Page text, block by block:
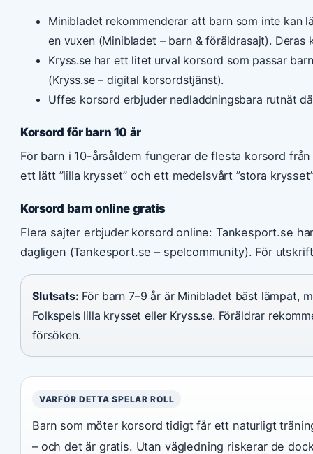
Minibladet rekommenderar att barn som inte kan
en vuxen (Minibladet – barn & föräldrasajt).
Kryss.se har ett litet urval korsord som passar
(Kryss.se – digital korsordstjänst).
Uffes korsord erbjuder nedladdningsbara rutnät
Korsord för barn 10 år
För barn i 10-årsåldern fungerar de flesta korsord
ett lätt ”lilla krysset” och ett medelsvårt ”stora
Korsord barn online gratis
Flera sajter erbjuder korsord online: Tankesport.se
dagligen (Tankesport.se – spelcommunity). För
Slutsats: För barn 7–9 år är Minibladet bäst lämpat,
Folkspels lilla krysset eller Kryss.se. Föräldrar
försöken.
VARFÖR DETTA SPELAR ROLL
Barn som möter korsord tidigt får ett naturligt
– och det är gratis. Utan vägledning riskerar de